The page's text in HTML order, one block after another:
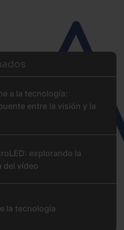
a la tecnología:
entre la visión y la
explorando la
del vídeo
la tecnología